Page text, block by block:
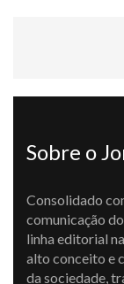
Sobre o
Consolidado
comunicação
linha editorial
alto conceito e
da sociedade,